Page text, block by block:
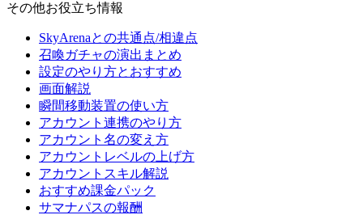
その他お役立ち情報
SkyArenaとの共通点/相違点
召喚ガチャの演出まとめ
設定のやり方とおすすめ
画面解説
瞬間移動装置の使い方
アカウント連携のやり方
アカウント名の変え方
アカウントレベルの上げ方
アカウントスキル解説
おすすめ課金パック
サマナパスの報酬